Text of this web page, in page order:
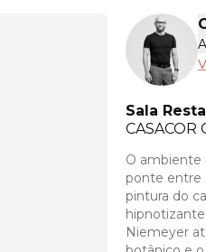
Sala
CASACOR
O ambiente
ponte entre
pintura do
Niemeyer